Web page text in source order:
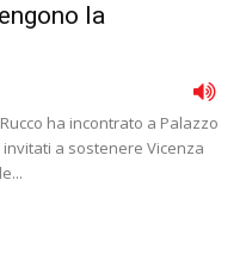
la
ha incontrato a Palazzo
a sostenere Vicenza